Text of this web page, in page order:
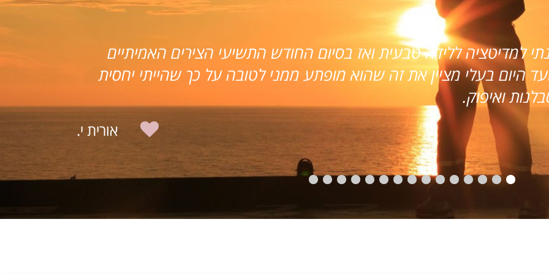
אליך מעומק ליבנו על העבודה הנפלאה שעשית עבורנו. לפני כשנתיים מצבנו הכלכלי
מחודש לחודש, בקושי חסכונות היו לנו (אם בכלל) והכלכלה הביתית הייתה מינימאלית.
חנן וליאת